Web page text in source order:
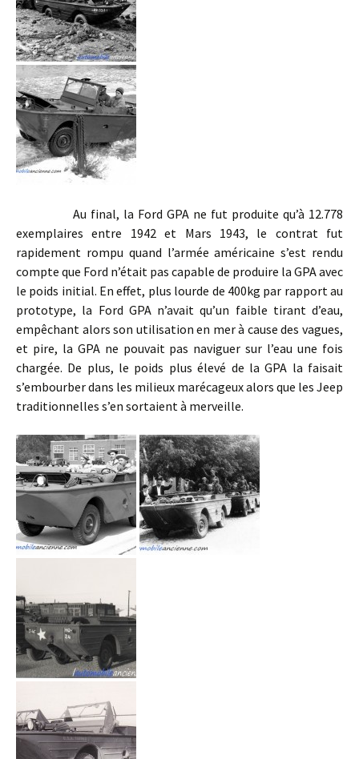
Au final, la Ford GPA ne fut produite qu’à 12.778
exemplaires entre 1942 et Mars 1943, le contrat fut
rapidement rompu quand l’armée américaine s’est rendu
compte que Ford n’était pas capable de produire la GPA avec
le poids initial. En effet, plus lourde de 400kg par rapport au
prototype, la Ford GPA n’avait qu’un faible tirant d’eau,
empêchant alors son utilisation en mer à cause des vagues,
et pire, la GPA ne pouvait pas naviguer sur l’eau une fois
chargée. De plus, le poids plus élevé de la GPA la faisait
s’embourber dans les milieux marécageux alors que les Jeep
traditionnelles s’en sortaient à merveille.